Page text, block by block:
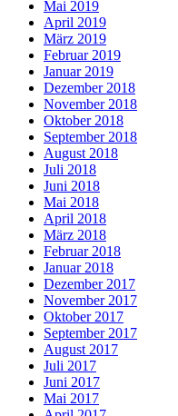
Mai 2019
April 2019
März 2019
Februar 2019
Januar 2019
Dezember 2018
November 2018
Oktober 2018
September 2018
August 2018
Juli 2018
Juni 2018
Mai 2018
April 2018
März 2018
Februar 2018
Januar 2018
Dezember 2017
November 2017
Oktober 2017
September 2017
August 2017
Juli 2017
Juni 2017
Mai 2017